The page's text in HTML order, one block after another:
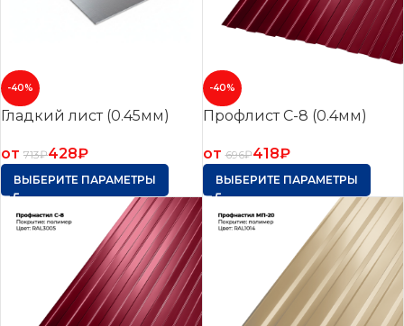
-40%
Гладкий лист (0.45мм)
от 713₽428₽
ВЫБЕРИТЕ ПАРАМЕТРЫ
-40%
Профлист С-8 (0.4мм)
от 696₽418₽
ВЫБЕРИТЕ ПАРАМЕТРЫ